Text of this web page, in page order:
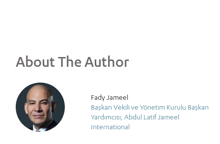
About The Author
Fady Jameel
Başkan Vekili ve Yönetim Kurulu Başkan
Yardımcısı, Abdul Latif Jameel
International